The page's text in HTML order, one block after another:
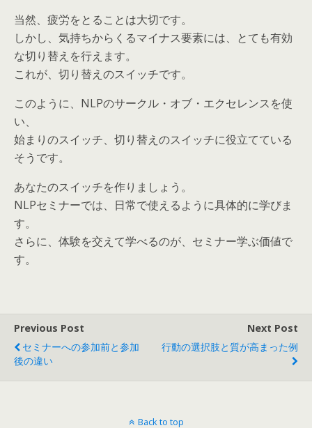
当然、疲労をとることは大切です。
しかし、気持ちからくるマイナス要素には、とても有効
な切り替えを行えます。
これが、切り替えのスイッチです。
このように、NLPのサークル・オブ・エクセレンスを使
い、
始まりのスイッチ、切り替えのスイッチに役立てている
そうです。
あなたのスイッチを作りましょう。
NLPセミナーでは、日常で使えるように具体的に学びま
す。
さらに、体験を交えて学べるのが、セミナー学ぶ価値で
す。
Previous Post
セミナーへの参加前と参加
後の違い
Next Post
行動の選択肢と質が高まった例
Back to top